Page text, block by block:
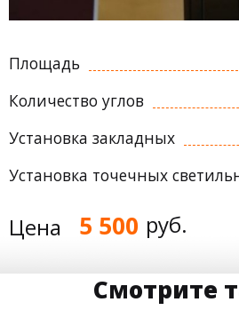
Площадь
Количество углов
Установка закладных
Установка точечных
Цена 5 500 руб.
Смотрите